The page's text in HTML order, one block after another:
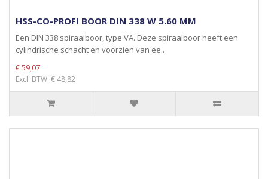
HSS-CO-PROFI BOOR DIN 338 W 5.60 MM
Een DIN 338 spiraalboor, type VA. Deze spiraalboor heeft een
cylindrische schacht en voorzien van ee..
€ 59,07
Excl. BTW: € 48,82